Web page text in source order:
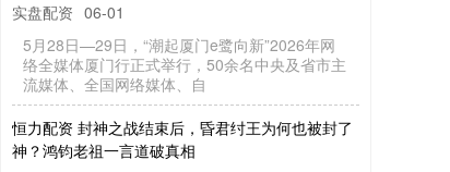
实盘配资 06-01
5月28日—29日，“潮起厦门e鹭向新”2026年网
络全媒体厦门行正式举行，50余名中央及省市主
流媒体、全国网络媒体、自
恒力配资 封神之战结束后，昏君纣王为何也被封了
神？鸿钧老祖一言道破真相